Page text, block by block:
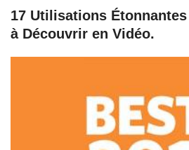
17 Utilisations
à Découvrir en Vidéo.